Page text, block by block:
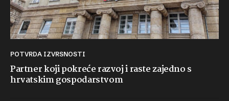
POTVRDA IZVRSNOSTI
Partner koji pokreće razvoj i raste zajedno s
hrvatskim gospodarstvom